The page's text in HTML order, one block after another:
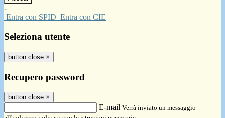
-
Entra con SPID Entra con CIE
Seleziona utente
button close ×
Recupero password
button close ×
E-mail Verrà inviato un messaggio